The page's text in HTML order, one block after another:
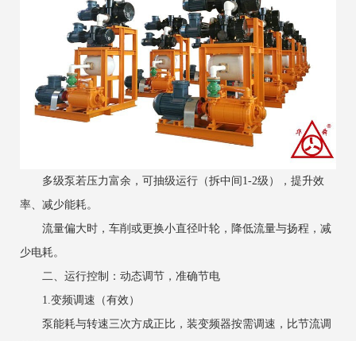
多级泵若压力富余，可抽级运行（拆中间1-2级），提升效
率、减少能耗。
流量偏大时，车削或更换小直径叶轮，降低流量与扬程，减
少电耗。
二、运行控制：动态调节，准确节电
1.变频调速（有效）
泵能耗与转速三次方成正比，装变频器按需调速，比节流调